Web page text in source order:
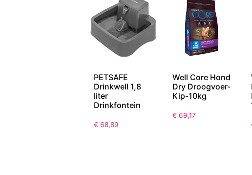
PETSAFE
Drinkwell 1,8
liter
Drinkfontein
€ 68,89
Well Core Hond
Dry Droogvoer-
Kip-10kg
€ 69,17